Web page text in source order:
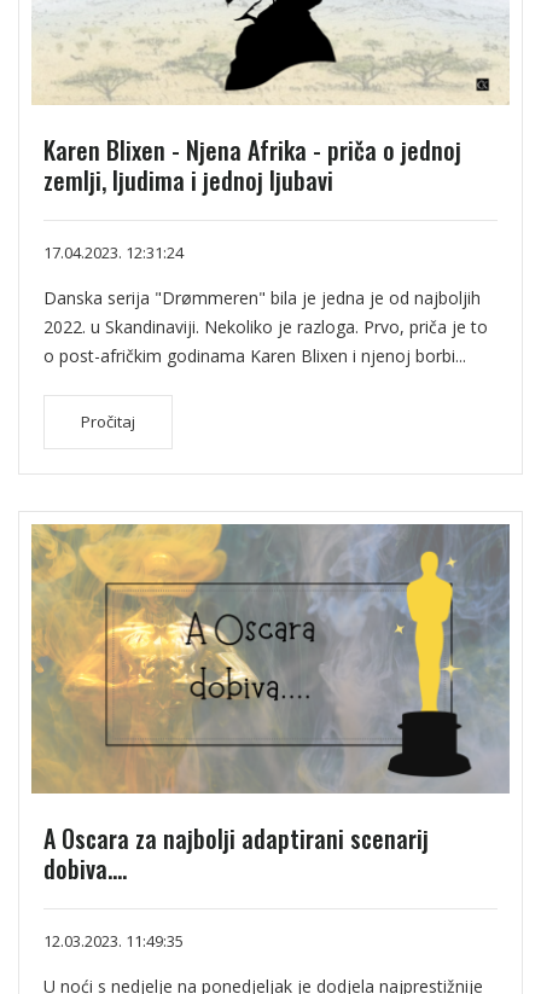
Karen Blixen - Njena Afrika - priča o jednoj
zemlji, ljudima i jednoj ljubavi
17.04.2023. 12:31:24
Danska serija "Drømmeren" bila je jedna je od najboljih
2022. u Skandinaviji. Nekoliko je razloga. Prvo, priča je to
o post-afričkim godinama Karen Blixen i njenoj borbi...
Pročitaj
A Oscara za najbolji adaptirani scenarij
dobiva....
12.03.2023. 11:49:35
U noći s nedjelje na ponedjeljak je dodjela najprestižnije